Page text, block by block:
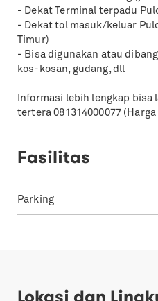
- Dekat Terminal terpadu
- Dekat tol masuk/keluar
Timur)
- Bisa digunakan atau
kos-kosan, gudang, dll
Informasi lebih lengkap bisa
tertera 081314000077
Fasilitas
Parking